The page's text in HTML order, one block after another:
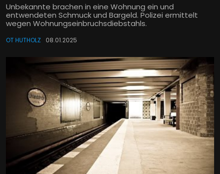
Unbekannte brachen in eine Wohnung ein und
entwendeten Schmuck und Bargeld. Polizei ermittelt
wegen Wohnungseinbruchsdiebstahls.
OT HUTHOLZ 08.01.2025